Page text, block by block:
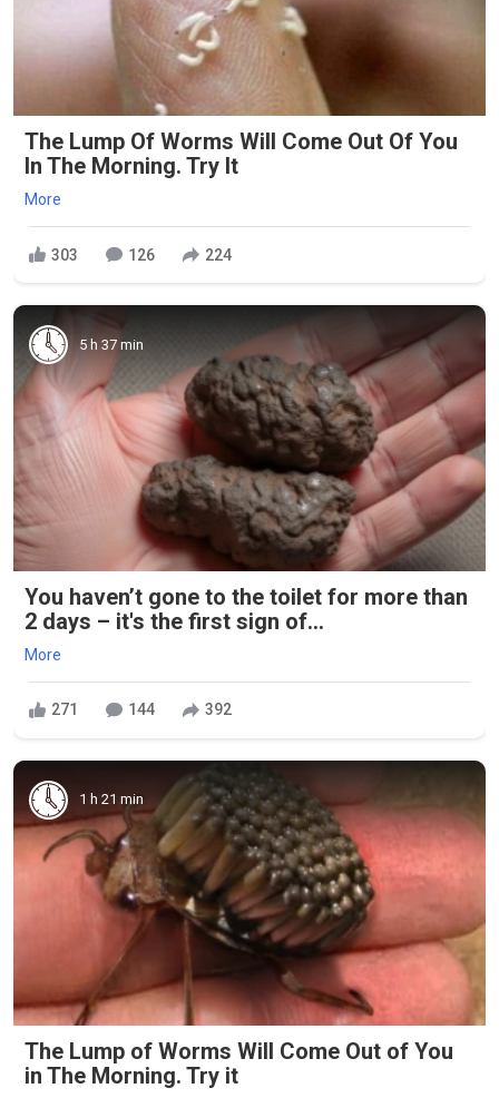
The Lump Of Worms Will Come Out Of You
In The Morning. Try It
More
303 126 224
5 h 37 min
You haven’t gone to the toilet for more than
2 days – it's the first sign of...
More
271 144 392
1 h 21 min
The Lump of Worms Will Come Out of You
in The Morning. Try it